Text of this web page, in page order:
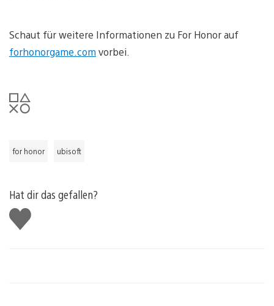
Schaut für weitere Informationen zu For Honor auf
forhonorgame.com vorbei.
for honor ubisoft
Hat dir das gefallen?
Gefällt
mir